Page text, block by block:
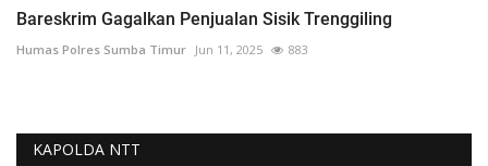
Bareskrim Gagalkan Penjualan Sisik Trenggiling
Humas Polres Sumba Timur Jun 11, 2025 883
KAPOLDA NTT